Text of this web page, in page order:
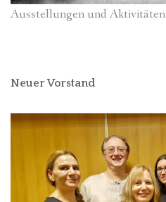
Ausstellungen und Aktivitäten
Neuer Vorstand